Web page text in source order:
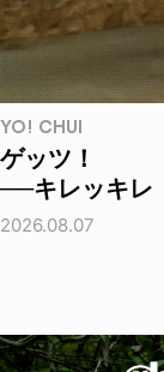
YO! CHUI
ゲッツ！
──キレッキレ
2026.08.07